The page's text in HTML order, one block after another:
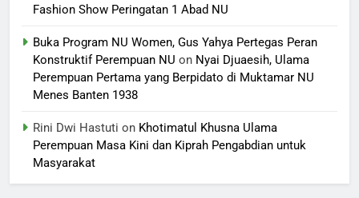
Fashion Show Peringatan 1 Abad NU
Buka Program NU Women, Gus Yahya Pertegas Peran
Konstruktif Perempuan NU on Nyai Djuaesih, Ulama
Perempuan Pertama yang Berpidato di Muktamar NU
Menes Banten 1938
Rini Dwi Hastuti on Khotimatul Khusna Ulama
Perempuan Masa Kini dan Kiprah Pengabdian untuk
Masyarakat